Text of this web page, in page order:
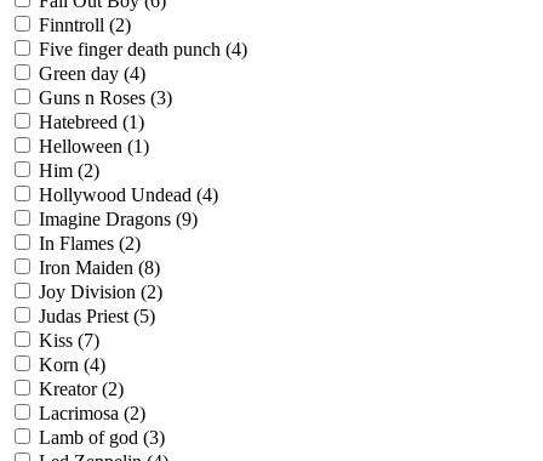
Finntroll (2)
Five finger death punch (4)
Green day (4)
Guns n Roses (3)
Hatebreed (1)
Helloween (1)
Him (2)
Hollywood Undead (4)
Imagine Dragons (9)
In Flames (2)
Iron Maiden (8)
Joy Division (2)
Judas Priest(5)
Kiss (7)
Korn (4)
Kreator(2)
Lacrimosa (2)
Lamb of god (3)